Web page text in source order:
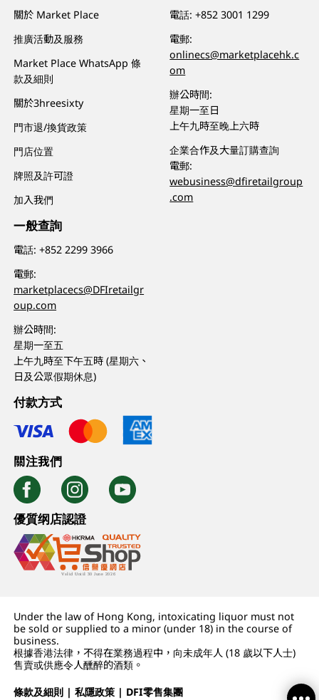
關於 Market Place
推廣活動及服務
Market Place WhatsApp 條
款及細則
關於3hreesixty
門市退/換貨政策
門店位置
牌照及許可證
加入我們
一般查詢
電話:+852 2299 3966
電郵:
marketplacecs@DFIretailgr
oup.com
辦公時間:
星期一至五
上午九時至下午五時 (星期六、
日及公眾假期休息)
電話:+852 3001 1299
電郵:
onlinecs@marketplacehk.c
om
辦公時間:
星期一至日
上午九時至晚上六時
企業合作及大量訂購查詢
電郵:
webusiness@dfiretailgroup
.com
付款方式
關注我們
優質纲店認證
Under the law of Hong Kong, intoxicating liquor must not
be sold or supplied to a minor (under 18) in the course of
business.
根據香港法律，不得在業務過程中，向未成年人 (18 歲以下人士)
售賣或供應令人醺醉的酒類。
條款及細則 |私隱政策 | DFI零售集團